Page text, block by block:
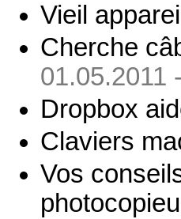
Vieil appareil
Cherche
01.05.2011
Dropbox
Claviers
Vos